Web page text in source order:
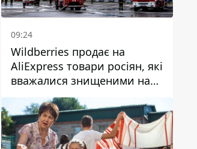
09:24
Wildberries продає на
AliExpress товари росіян, які
вважалися знищеними на
складах